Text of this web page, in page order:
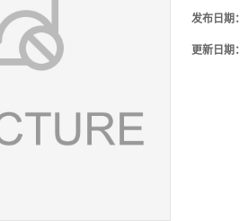
发布日期：
更新日期：